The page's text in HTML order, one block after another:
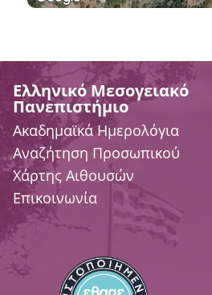
Ελληνικό Μεσογειακό
Πανεπιστήμιο
Ακαδημαϊκά Ημερολόγια
Αναζήτηση Προσωπικού
Χάρτης Αιθουσών
Επικοινωνία